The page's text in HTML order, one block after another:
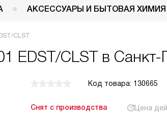
АКСЕССУАРЫ И БЫТОВАЯ ХИМИЯ
CLST
EDST/CLST в Санкт-
Код товара: 130665
Снят с производства Цена